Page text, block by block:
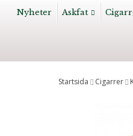
Nyheter Askfat
Startsida Cigarrer